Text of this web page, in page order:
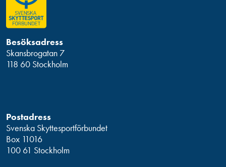
Besöksadress
Skansbrogatan 7
118 60 Stockholm
Postadress
Svenska Skyttesportförbundet
Box 11016
100 61 Stockholm